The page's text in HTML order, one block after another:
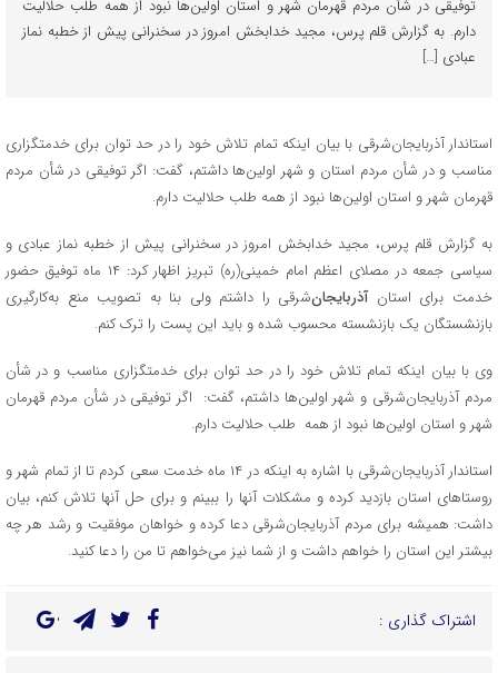
توفیقی در شأن مردم قهرمان شهر و استان اولین‌ها نبود از همه طلب حلالیت
دارم. به گزارش قلم پرس، مجید خدابخش امروز در سخنرانی پیش از خطبه نماز
عبادی […]
استاندار آذربایجان‌شرقی با بیان اینکه تمام تلاش خود را در حد توان برای خدمتگزاری
مناسب و در شأن مردم استان و شهر اولین‌ها داشتم، گفت: اگر توفیقی در شأن مردم
قهرمان شهر و استان اولین‌ها نبود از همه طلب حلالیت دارم.
به گزارش قلم پرس، مجید خدابخش امروز در سخنرانی پیش از خطبه نماز عبادی و
سیاسی جمعه در مصلای اعظم امام خمینی(ره) تبریز اظهار کرد: ۱۴ ماه توفیق حضور
خدمت برای استانآذربایجان‌شرقی را داشتم ولی بنا به تصویب منع به‌کارگیری
بازنشستگان یک بازنشسته محسوب شده و باید این پست را ترک کنم.
وی با بیان اینکه تمام تلاش خود را در حد توان برای خدمتگزاری مناسب و در شأن
مردم آذربایجان‌شرقی و شهر اولین‌ها داشتم، گفت: اگر توفیقی در شأن مردم قهرمان
شهر و استان اولین‌ها نبود از همه طلب حلالیت دارم.
استاندار آذربایجان‌شرقی با اشاره به اینکه در ۱۴ ماه خدمت سعی کردم تا از تمام شهر و
روستاهای استان بازدید کرده و مشکلات آنها را ببینم و برای حل آنها تلاش کنم، بیان
داشت: همیشه برای مردم آذربایجان‌شرقی دعا کرده و خواهان موفقیت و رشد هر چه
بیشتر این استان را خواهم داشت و از شما نیز می‌خواهم تا من را دعا کنید.
اشتراک گذاری :